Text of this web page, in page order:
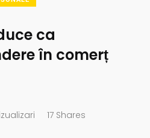
ca
în comerț
17 Shares